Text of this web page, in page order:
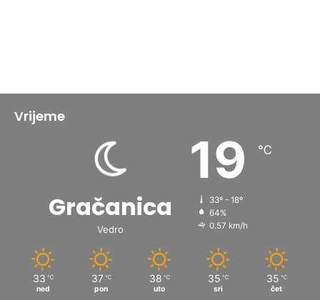
Vrijeme
Gračanica
Vedro
19 ℃
33º - 18º
64%
0.57 km/h
33 ℃
ned
37 ℃
pon
38 ℃
uto
35 ℃
sri
35 ℃
čet